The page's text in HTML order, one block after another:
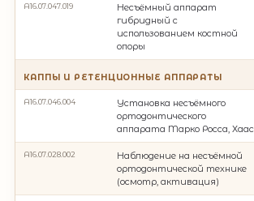
A16.07.047.019
Несъëмный аппарат
гибридный с
использованием костной
опоры
КАППЫ И РЕТЕНЦИОННЫЕ АППАРАТЫ
A16.07.046.004
Установка несъëмного
ортодонтического
аппарата Mаpко Росса, Хаас
A16.07.028.002
Наблюдение на несъëмной
ортодонтической технике
(осмотр, активация)